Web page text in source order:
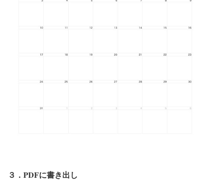
３．PDFに書き出し